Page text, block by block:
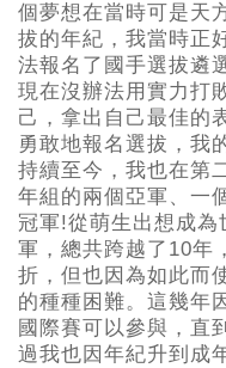
個夢想在當時可是天
拔的年紀，我當時正
法報名了國手選拔遴
現在沒辦法用實力打
己，拿出自己最佳的
勇敢地報名選拔，我
持續至今，我也在第
年組的兩個亞軍、一
冠軍!從萌生出想成
軍，總共跨越了10年
折，但也因為如此而
的種種困難。這幾年
國際賽可以參與，直
過我也因年紀升到成